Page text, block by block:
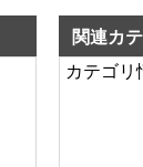
関連カ
カテゴリ